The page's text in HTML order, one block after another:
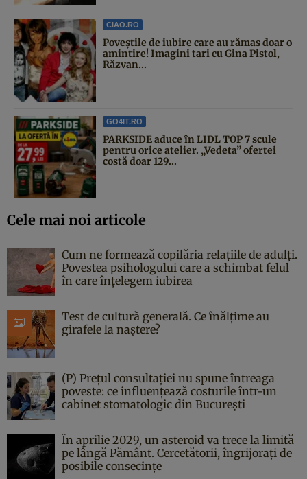
CIAO.RO
Poveştile de iubire care au rămas doar o
amintire! Imagini tari cu Gina Pistol,
Răzvan...
GO4IT.RO
PARKSIDE aduce în LIDL TOP 7 scule
pentru orice atelier. „Vedeta” ofertei
costă doar 129...
Cele mai noi articole
Cum ne formează copilăria relațiile de adulți.
Povestea psihologului care a schimbat felul
în care înțelegem iubirea
Test de cultură generală. Ce înălțime au
girafele la naștere?
(P) Prețul consultației nu spune întreaga
poveste: ce influențează costurile într-un
cabinet stomatologic din București
În aprilie 2029, un asteroid va trece la limită
pe lângă Pământ. Cercetătorii, îngrijorați de
posibile consecințe